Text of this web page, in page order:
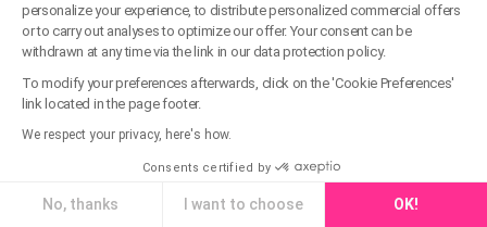
personalize your experience, to distribute personalized commercial offers
or to carry out analyses to optimize our offer. Your consent can be
withdrawn at any time via the link in our data protection policy.
To modify your preferences afterwards, click on the 'Cookie Preferences'
link located in the page footer.
We respect your privacy, here's how.
Consents certified by
No, thanks I want to choose OK!
Participatif: un manager qui stimule la participation et
l'intelligence collective, et s'intéresse davantage aux
personnes qu'aux résultats.
Deux enseignements. Le premier :
dominant n'est pas un défaut à corriger, c'est un
point de départ à élargir. Le second, plus contre-
intuitif : la vraie question n'est pas de savoir quel